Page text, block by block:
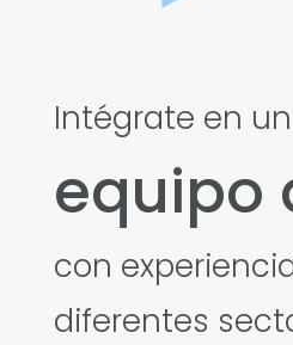
Intégrate en un
equipo
con
diferentes